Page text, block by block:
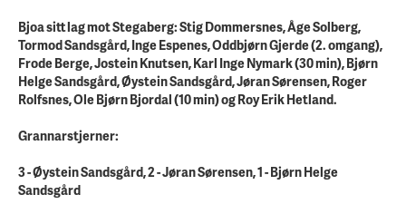
Bjoa sitt lag mot Stegaberg: Stig Dommersnes, Åge Solberg,
Tormod Sandsgård, Inge Espenes, Oddbjørn Gjerde (2. omgang),
Frode Berge, Jostein Knutsen, Karl Inge Nymark (30 min), Bjørn
Helge Sandsgård, Øystein Sandsgård, Jøran Sørensen, Roger
Rolfsnes, Ole Bjørn Bjordal (10 min) og Roy Erik Hetland.
Grannarstjerner:
3 - Øystein Sandsgård, 2 - Jøran Sørensen, 1 - Bjørn Helge
Sandsgård